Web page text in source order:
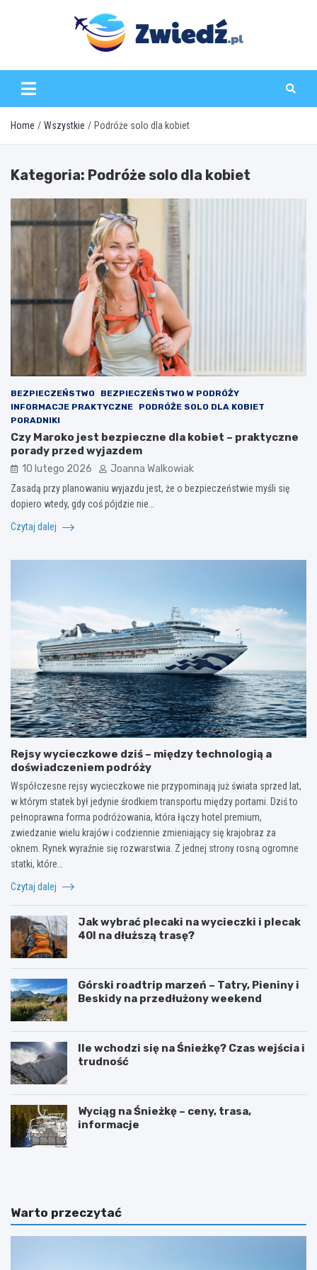
zwiedz.pl
Home Wszystkie Podróże solo dla kobiet
Kategoria: Podróże solo dla kobiet
BEZPIECZEŃSTWO
BEZPIECZEŃSTWO W PODRÓŻY
INFORMACJE PRAKTYCZNE
PODRÓŻE SOLO DLA KOBIET
PORADNIKI
Czy Maroko jest bezpieczne dla kobiet – praktyczne
porady przed wyjazdem
10 lutego 2026 Joanna Walkowiak
Zasadą przy planowaniu wyjazdu jest, że o bezpieczeństwie myśli się
dopiero wtedy, gdy coś pójdzie nie…
Czytaj dalej
Rejsy wycieczkowe dziś – między technologią a
doświadczeniem podróży
Współczesne rejsy wycieczkowe nie przypominają już świata sprzed lat,
w którym statek był jedynie środkiem transportu między portami. Dziś to
pełnoprawna forma podróżowania, która łączy hotel premium,
zwiedzanie wielu krajów i codziennie zmieniający się krajobraz za
oknem. Rynek wyraźnie się rozwarstwia. Z jednej strony rosną ogromne
statki, które…
Czytaj dalej
Jak wybrać plecaki na wycieczki i plecak
40l na dłuższą trasę?
Górski roadtrip marzeń – Tatry, Pieniny i
Beskidy na przedłużony weekend
Ile wchodzi się na Śnieżkę? Czas wejścia i
trudność
Wyciąg na Śnieżkę – ceny, trasa,
informacje
W
O
w
c
O
b
o
t
Warto przeczytać